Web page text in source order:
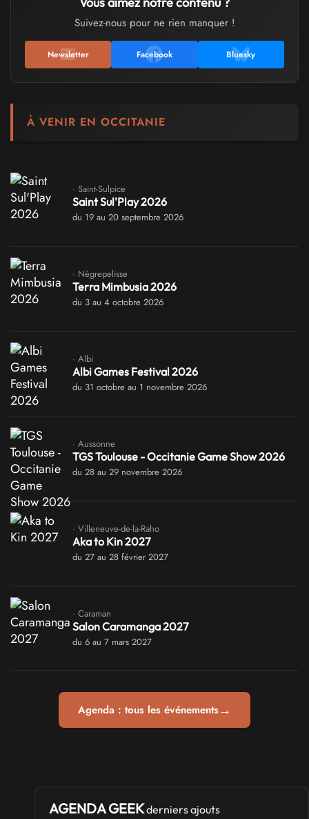
Suivez-nous pour ne rien manquer !
Newsletter Facebook Bluesky
À VENIR EN OCCITANIE
· Saint-Sulpice
Saint Sul'Play 2026
du 19 au 20 septembre 2026
· Nègrepelisse
Terra Mimbusia 2026
du 3 au 4 octobre 2026
· Albi
Albi Games Festival 2026
du 31 octobre au 1 novembre 2026
· Aussonne
TGS Toulouse - Occitanie Game Show 2026
du 28 au 29 novembre 2026
· Villeneuve-de-la-Raho
Aka to Kin 2027
du 27 au 28 février 2027
· Caraman
Salon Caramanga 2027
du 6 au 7 mars 2027
Agenda : tous les événements→
AGENDA GEEKderniers ajouts